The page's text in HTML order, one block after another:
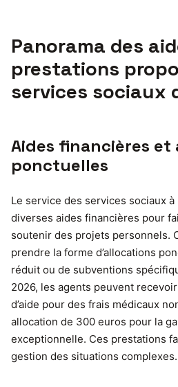
Panorama des
prestations
services sociaux
Aides financières et
ponctuelles
Le service des services sociaux à
diverses aides financières pour
soutenir des projets personnels.
prendre la forme d’allocations
réduit ou de subventions
2026, les agents peuvent recevoir
d’aide pour des frais médicaux
allocation de 300 euros pour la
exceptionnelle. Ces prestations
gestion des situations complexes.